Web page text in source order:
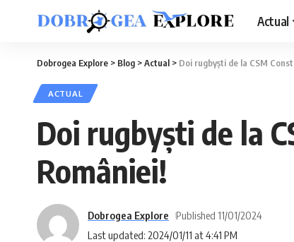
Actual
Dobrogea Explore > Blog >Actual > Doi rugbyști de la CSM
ACTUAL
Doi rugbyști de la
României!
Last updated: 2024/01/11 at 4:41 PM
Dobrogea Explore Published 11/01/2024